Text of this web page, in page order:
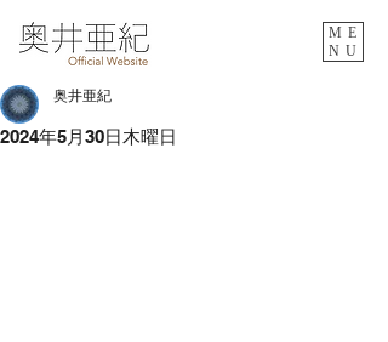
ME
NU
2024年5月30日木曜日
奥井亜紀